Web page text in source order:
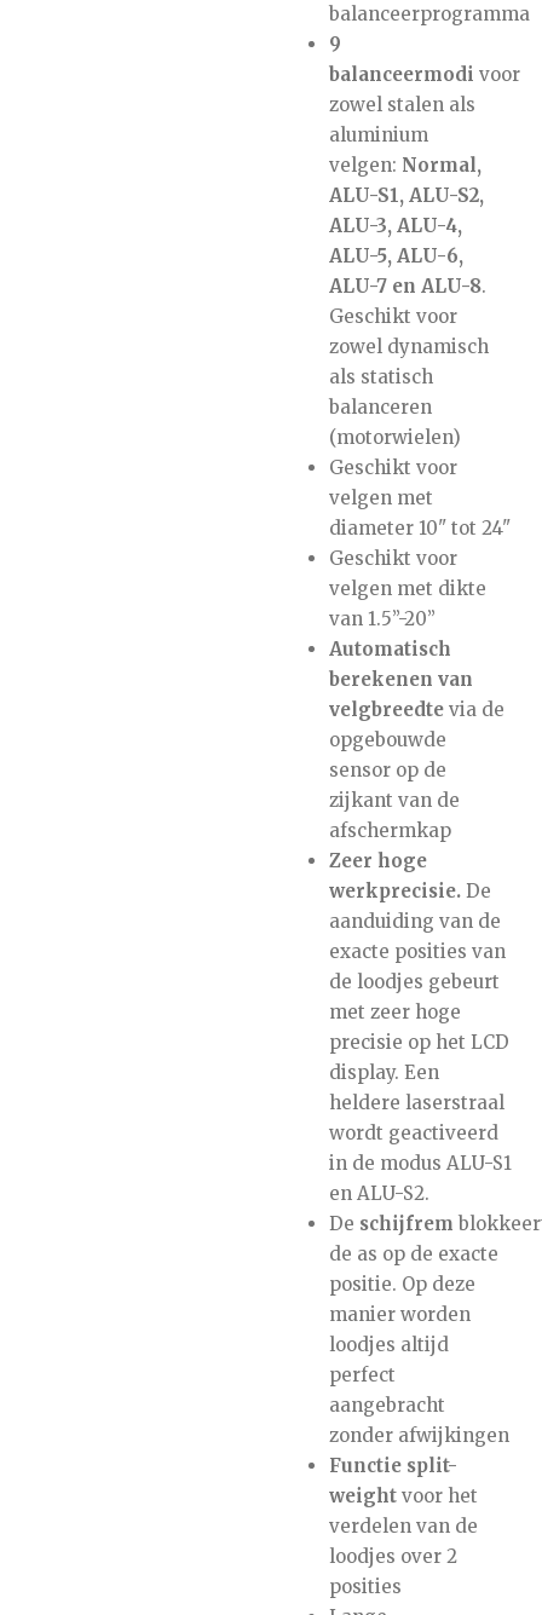
balanceerprogramma
9
balanceermodi voor
zowel stalen als
aluminium
velgen: Normal,
ALU-S1, ALU-S2,
ALU-3, ALU-4,
ALU-5, ALU-6,
ALU-7 en ALU-8.
Geschikt voor
zowel dynamisch
als statisch
balanceren
(motorwielen)
Geschikt voor
velgen met
diameter 10" tot 24"
Geschikt voor
velgen met dikte
van 1.5”-20”
Automatisch
berekenen van
velgbreedtevia de
opgebouwde
sensor op de
zijkant van de
afschermkap
Zeer hoge
werkprecisie.De
aanduiding van de
exacte posities van
de loodjes gebeurt
met zeer hoge
precisie op het LCD
display. Een
heldere laserstraal
wordt geactiveerd
in de modus ALU-S1
en ALU-S2.
De schijfrem
de as op de exacte
positie. Op deze
manier worden
loodjes altijd
perfect
aangebracht
zonder afwijkingen
Functie split-
weightvoor het
verdelen van de
loodjes over 2
posities